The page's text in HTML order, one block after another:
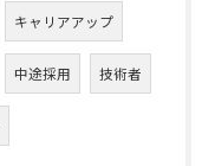
キャリアアップ
中途採用 技術者